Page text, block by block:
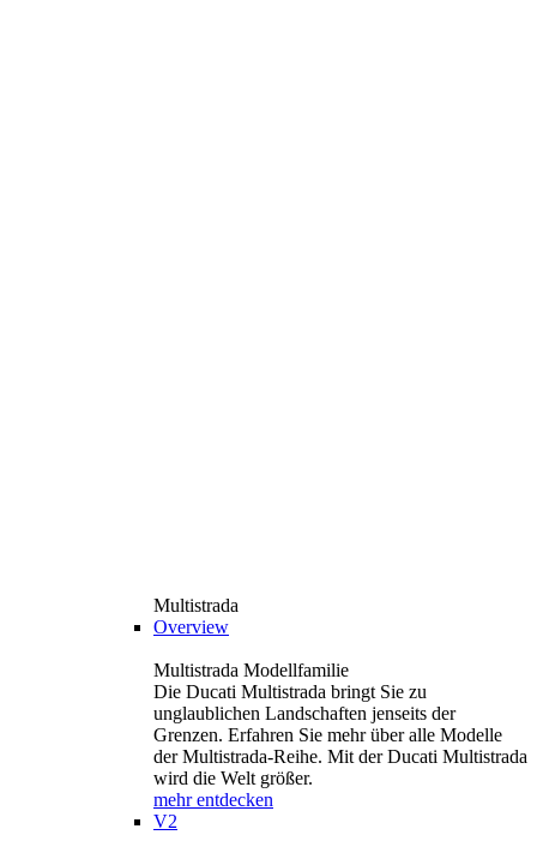
Multistrada
Overview
Multistrada Modellfamilie
Die Ducati Multistrada bringt Sie zu
unglaublichen Landschaften jenseits der
Grenzen. Erfahren Sie mehr über alle Modelle
der Multistrada-Reihe. Mit der Ducati Multistrada
wird die Welt größer.
mehr entdecken
V2